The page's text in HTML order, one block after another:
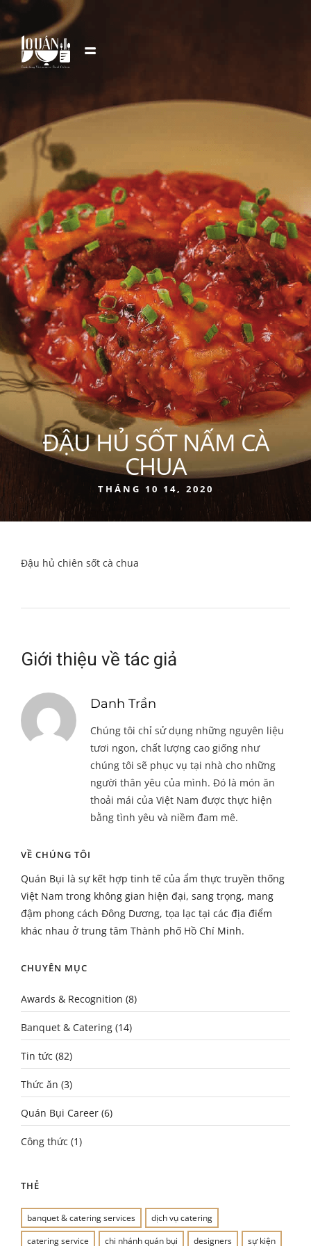
ĐẬU HỦ SỐT NẤM CÀ
CHUA
THÁNG 10 14, 2020
Đậu hủ chiên sốt cà chua
Giới thiệu về tác giả
Danh Trần
Chúng tôi chỉ sử dụng những nguyên liệu
tươi ngon, chất lượng cao giống như
chúng tôi sẽ phục vụ tại nhà cho những
người thân yêu của mình. Đó là món ăn
thoải mái của Việt Nam được thực hiện
bằng tình yêu và niềm đam mê.
VỀ CHÚNG TÔI
Quán Bụi là sự kết hợp tinh tế của ẩm thực truyền thống
Việt Nam trong không gian hiện đại, sang trọng, mang
đậm phong cách Đông Dương, tọa lạc tại các địa điểm
khác nhau ở trung tâm Thành phố Hồ Chí Minh.
CHUYÊN MỤC
Awards & Recognition (8)
Banquet & Catering (14)
Tin tức (82)
Thức ăn (3)
Quán Bụi Career (6)
Công thức (1)
THẺ
banquet & catering services
dịch vụ catering
catering service
chi nhánh quán bụi designers sự kiện